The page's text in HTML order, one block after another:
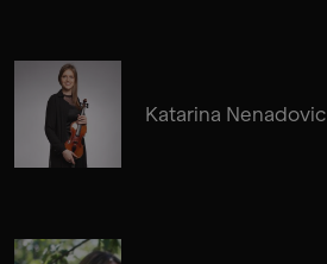
Katarina Nenadovic